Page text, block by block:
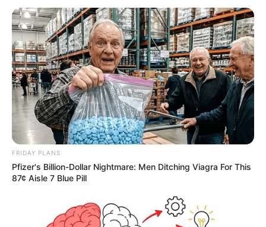
zagrała Cate Blanchett
Coppolaprzymierał się do zrealizowania filmuod przeszło 20
lat. Jego budżet miał wynieśćok. 100 mln dolarów, co
zostało ponoć w całościsfinansowane przez reżysera.
Twórcy takich obrazów jak „Czas apokalipsy” czy
Rozmowa” tym razem udało się zaprosić do współpracy
m.in. Foresta Whitakera,Nathalie Emmanuel ,Laurence'a
Fishburne'a,Aubrey Plazę,Dustina Hoffmana,Shię
LaBeoufa
czyGiancarlo Espositoznanego z „Breaking Bad
Wieści o komiksie
mediów za sprawą eventuWondercon, podczas którego
również adaptacja w formie powieści graficznej
zostanie wydany na łamachwydawnictwa Syzygy
FRIDAY PLANS
Pfizer's Billion-Dollar Nightmare: Men Ditching Viagra For This
87¢ Aisle 7 Blue Pill